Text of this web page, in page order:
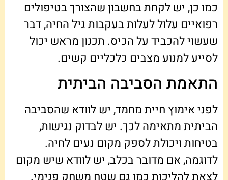
כמו כן, יש לקחת בחשבון שהצורך בטיפולים
רפואיים עלול לעלות בעקבות גיל החיה, דבר
שעשוי להכביד על הכיס. תכנון מראש יכול
לסייע למנוע מצבים כלכליים קשים.
התאמת הסביבה הביתית
לפני אימוץ חיית מחמד, יש לוודא שהסביבה
הביתית מתאימה לכך. יש לבדוק נגישות,
בטיחות ויכולת לספק מקום נעים לחיה.
לדוגמה, אם מדובר בכלב, יש לוודא שיש מקום